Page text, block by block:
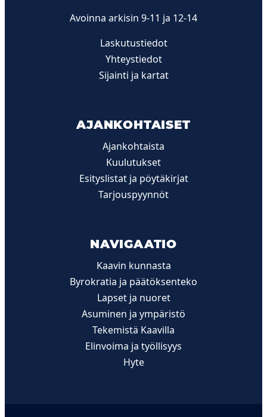
Avoinna arkisin 9-11 ja 12-14
Laskutustiedot
Yhteystiedot
Sijainti ja kartat
AJANKOHTAISET
Ajankohtaista
Kuulutukset
Esityslistat ja pöytäkirjat
Tarjouspyynnöt
NAVIGAATIO
Kaavin kunnasta
Byrokratia ja päätöksenteko
Lapset ja nuoret
Asuminen ja ympäristö
Tekemistä Kaavilla
Elinvoima ja työllisyys
Hyte